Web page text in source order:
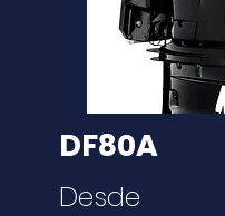
DF80A
Desde